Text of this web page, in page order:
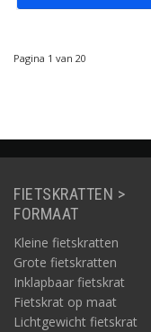
Pagina 1 van 20
FIETSKRATTEN >
FORMAAT
Kleine fietskratten
Grote fietskratten
Inklapbaar fietskrat
Fietskrat op maat
Lichtgewicht fietskrat